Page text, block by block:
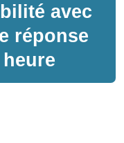
avec
réponse